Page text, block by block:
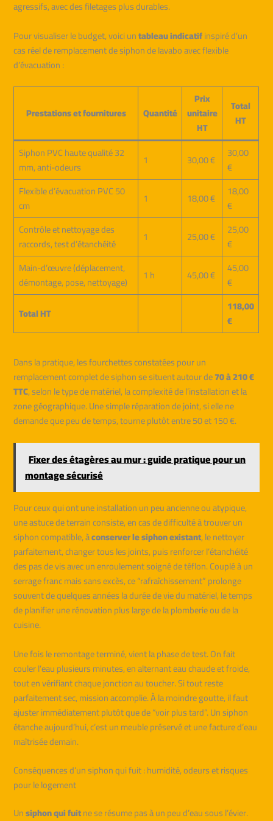
agressifs, avec des filetages plus durables.
Pour visualiser le budget, voici untableau indicatifinspiré d’un
cas réel de remplacement de siphon de lavabo avec flexible
d’évacuation :
Prestations et fournitures Quantité
Prix
unitaire
HT
Total
HT
Siphon PVC haute qualité 32
mm, anti-odeurs
1 30,00 €
30,00
€
Flexible d’évacuation PVC 50
cm
1 18,00 €
18,00
€
Contrôle et nettoyage des
raccords, test d’étanchéité
1 25,00 €
25,00
€
Main-d’œuvre (déplacement,
démontage, pose, nettoyage)
1 h 45,00 €
45,00
€
Total HT
118,00
€
Dans la pratique, les fourchettes constatées pour un
remplacement complet de siphon se situent autour de70 à 210 €
TTC, selon le type de matériel, la complexité de l’installation et la
zone géographique. Une simple réparation de joint, si elle ne
demande que peu de temps, tourne plutôt entre 50 et 150 €.
Fixer des étagères au mur : guide pratique pour un
montage sécurisé
Pour ceux qui ont une installation un peu ancienne ou atypique,
une astuce de terrain consiste, en cas de difficulté à trouver un
siphon compatible, àconserver le siphon existant, le nettoyer
parfaitement, changer tous les joints, puis renforcer l’étanchéité
des pas de vis avec un enroulement soigné de téflon. Couplé à un
serrage franc mais sans excès, ce “rafraîchissement” prolonge
souvent de quelques années la durée de vie du matériel, le temps
de planifier une rénovation plus large de la plomberie ou de la
cuisine.
Une fois le remontage terminé, vient la phase de test. On fait
couler l’eau plusieurs minutes, en alternant eau chaude et froide,
tout en vérifiant chaque jonction au toucher. Si tout reste
parfaitement sec, mission accomplie. À la moindre goutte, il faut
ajuster immédiatement plutôt que de “voir plus tard”. Un siphon
étanche aujourd’hui, c’est un meuble préservé et une facture d’eau
maîtrisée demain.
Conséquences d’un siphon qui fuit : humidité, odeurs et risques
pour le logement
Unsiphon qui fuitne se résume pas à un peu d’eau sous l’évier.